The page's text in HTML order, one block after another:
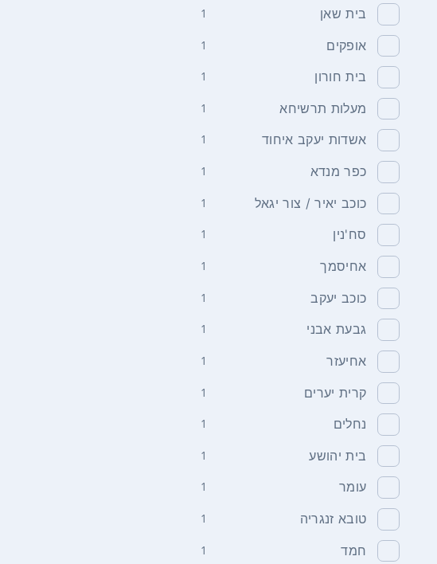
בית שאן 1
אופקים 1
בית חורון 1
מעלות תרשיחא 1
אשדות יעקב איחוד 1
כפר מנדא 1
כוכב יאיר / צור יגאל 1
סח'נין 1
אחיסמך 1
כוכב יעקב 1
גבעת אבני 1
אחיעזר 1
קרית יערים 1
נחלים 1
בית יהושע 1
עומר 1
טובא זנגריה 1
חמד 1